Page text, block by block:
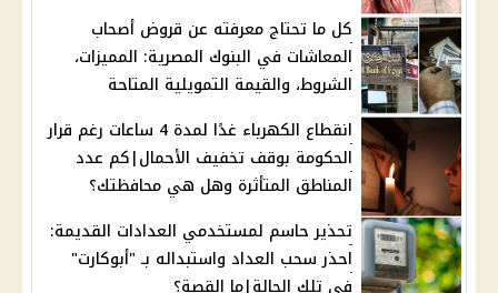
كل ما تحتاج معرفته عن قروض أصحاب
المعاشات في البنوك المصرية: المميزات،
الشروط، والقيمة التمويلية المتاحة
انقطاع الكهرباء غدًا لمدة 4 ساعات رغم قرار
الحكومة بوقف تخفيف الأحمال|كم عدد
المناطق المتأثرة وهل هي محافظتك؟
تحذير حاسم لمستخدمي العدادات القديمة:
احذر سحب العداد واستبداله بـ "أبوكارت"
في تلك الحالة|ما القصة؟